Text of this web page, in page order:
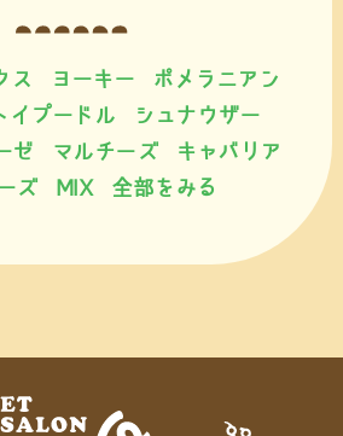
ス ヨーキー
ポメラニアン
イプードル
シュナウザー
ゼ
マルチーズ
キャバリア
ズ
MIX 全部をみる